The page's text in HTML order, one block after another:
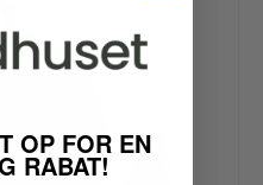
OP FOR EN
RABAT!